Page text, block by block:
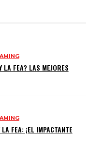
LA FEA? LAS MEJORES
FEA: ¡EL IMPACTANTE